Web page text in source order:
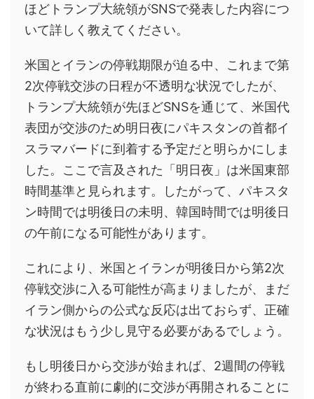
ほどトランプ大統領がSNSで発表した内容につ
いて詳しく教えてください。
米国とイランの停戦期限が迫る中、これまで第
2次停戦交渉の日程が不透明な状況でしたが、
トランプ大統領が先ほどSNSを通じて、米国代
表団が交渉のため明日夜にパキスタンの首都イ
スラマバードに到着する予定だと明らかにしま
した。ここで言及された「明日夜」は米国東部
時間基準と見られます。したがって、パキスタ
ン時間では明後日の未明、韓国時間では明後日
の午前になる可能性があります。
これにより、米国とイランが明後日から第2次
停戦交渉に入る可能性が高まりましたが、まだ
イラン側からの公式な反応は出ておらず、正確
な状況はもう少し見守る必要があるでしょう。
もし明後日から交渉が始まれば、2週間の停戦
が終わる直前に劇的に交渉が再開されることに